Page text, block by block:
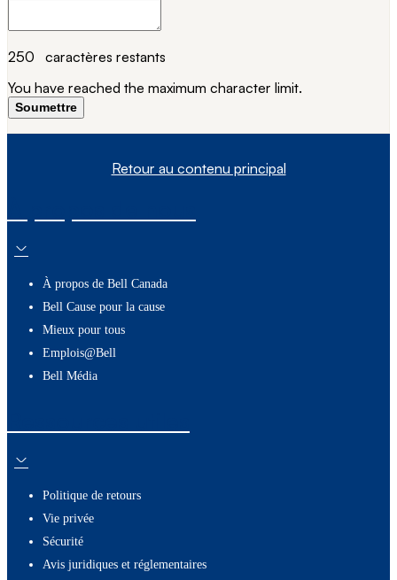
250 caractères restants
You have reached the maximum character limit.
Soumettre
Retour au contenu principal
À propos de Bell Canada
Bell Cause pour la cause
Mieux pour tous
Emplois@Bell
Bell Média
Politique de retours
Vie privée
Sécurité
Avis juridiques et réglementaires